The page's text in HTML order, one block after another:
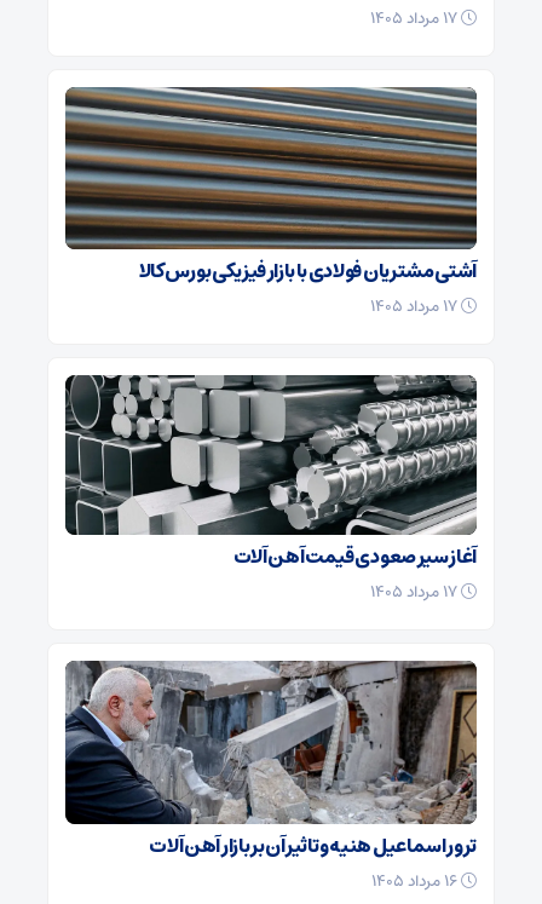
آشتی مشتریان فولادی با بازار فیزیکی بورس کالا
آغاز سیر صعودی قیمت آهن آلات
ترور اسماعیل هنیه و تاثیر آن بر بازار آهن آلات